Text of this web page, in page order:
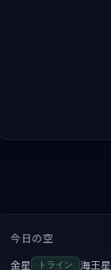
今日の空
金星
トライン 海王星